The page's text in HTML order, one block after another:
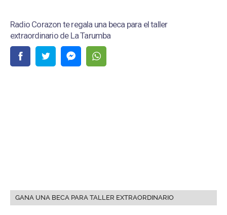
Radio Corazon te regala una beca para el taller
extraordinario de La Tarumba
GANA UNA BECA PARA TALLER EXTRAORDINARIO